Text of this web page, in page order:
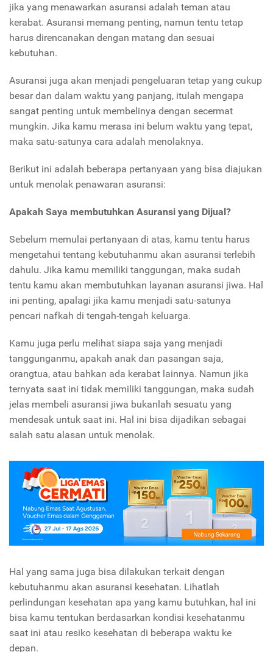
jika yang menawarkan asuransi adalah teman atau
kerabat. Asuransi memang penting, namun tentu tetap
harus direncanakan dengan matang dan sesuai
kebutuhan.
Asuransi juga akan menjadi pengeluaran tetap yang cukup
besar dan dalam waktu yang panjang, itulah mengapa
sangat penting untuk membelinya dengan secermat
mungkin. Jika kamu merasa ini belum waktu yang tepat,
maka satu-satunya cara adalah menolaknya.
Berikut ini adalah beberapa pertanyaan yang bisa diajukan
untuk menolak penawaran asuransi:
Apakah Saya membutuhkan Asuransi yang Dijual?
Sebelum memulai pertanyaan di atas, kamu tentu harus
mengetahui tentang kebutuhanmu akan asuransi terlebih
dahulu. Jika kamu memiliki tanggungan, maka sudah
tentu kamu akan membutuhkan layanan asuransi jiwa. Hal
ini penting, apalagi jika kamu menjadi satu-satunya
pencari nafkah di tengah-tengah keluarga.
Kamu juga perlu melihat siapa saja yang menjadi
tanggunganmu, apakah anak dan pasangan saja,
orangtua, atau bahkan ada kerabat lainnya. Namun jika
ternyata saat ini tidak memiliki tanggungan, maka sudah
jelas membeli asuransi jiwa bukanlah sesuatu yang
mendesak untuk saat ini. Hal ini bisa dijadikan sebagai
salah satu alasan untuk menolak.
Hal yang sama juga bisa dilakukan terkait dengan
kebutuhanmu akan asuransi kesehatan. Lihatlah
perlindungan kesehatan apa yang kamu butuhkan, hal ini
bisa kamu tentukan berdasarkan kondisi kesehatanmu
saat ini atau resiko kesehatan di beberapa waktu ke
depan.